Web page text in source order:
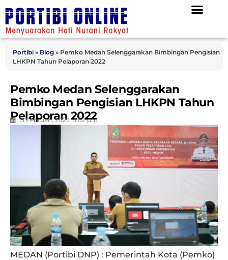
Portibi » Blog » Pemko Medan Selenggarakan Bimbingan Pengisian
LHKPN Tahun Pelaporan 2022
Pemko Medan Selenggarakan
Bimbingan Pengisian LHKPN Tahun
Pelaporan 2022
13 Februari, 2023 3:02 pm
MEDAN (Portibi DNP) : Pemerintah Kota (Pemko)